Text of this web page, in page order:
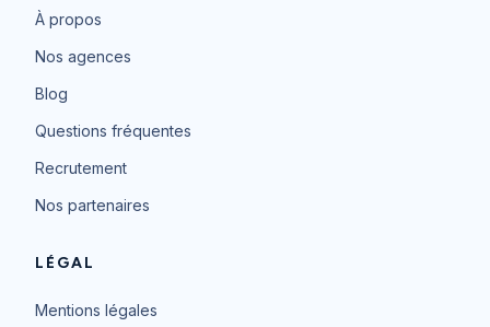
À propos
Nos agences
Blog
Questions fréquentes
Recrutement
Nos partenaires
LÉGAL
Mentions légales